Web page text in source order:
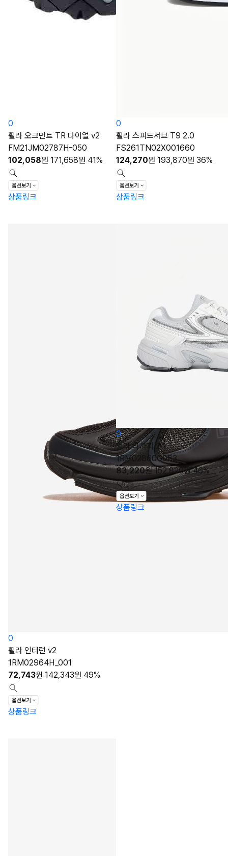
0
휠라 오크먼트 TR 다이얼 v2
FM21JM02787H-050
102,058원 171,658원 41%
상품링크
0
휠라 스피드서브 T9 2.0
FS261TN02X001660
124,270원 193,870원 36%
상품링크
0
휠라 인터런 v2
1RM02964H_001
72,743원 142,343원 49%
상품링크
0
휠라 리차지 24
1RM02860G063
83,220원 152,820원 46%
상품링크